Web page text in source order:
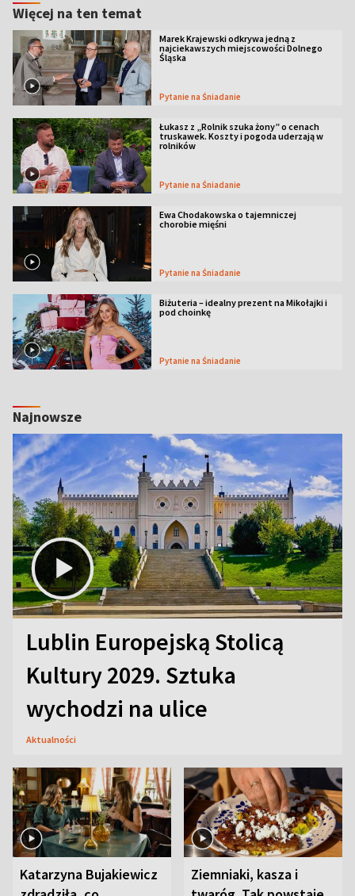
Więcej na ten temat
Marek Krajewski odkrywa jedną z
najciekawszych miejscowości Dolnego
Śląska
Pytanie na Śniadanie
Łukasz z „Rolnik szuka żony” o cenach
truskawek. Koszty i pogoda uderzają w
rolników
Pytanie na Śniadanie
Ewa Chodakowska o tajemniczej
chorobie mięśni
Pytanie na Śniadanie
Biżuteria – idealny prezent na Mikołajki i
pod choinkę
Pytanie na Śniadanie
Najnowsze
Lublin Europejską Stolicą
Kultury 2029. Sztuka
wychodzi na ulice
Aktualności
Katarzyna Bujakiewicz
Ziemniaki, kasza i